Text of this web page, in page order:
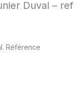
Duval – ref
Référence